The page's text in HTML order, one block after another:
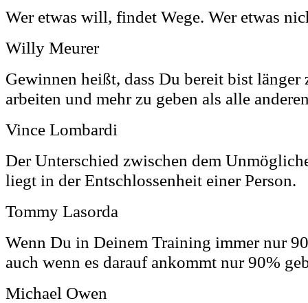
Wer etwas will, findet Wege. Wer etwas
Willy Meurer
Gewinnen heißt, dass Du bereit bist länger
arbeiten und mehr zu geben als alle
Vince Lombardi
Der Unterschied zwischen dem
liegt in der Entschlossenheit einer Person.
Tommy Lasorda
Wenn Du in Deinem Training immer nur
auch wenn es darauf ankommt nur 90%
Michael Owen